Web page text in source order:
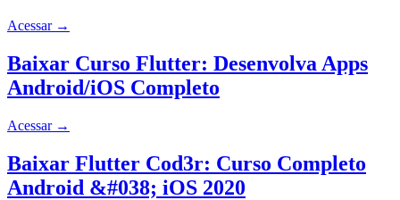
Acessar →
Baixar Curso Flutter: Desenvolva Apps
Android/iOS Completo
Acessar →
Baixar Flutter Cod3r: Curso Completo
Android &#038; iOS 2020